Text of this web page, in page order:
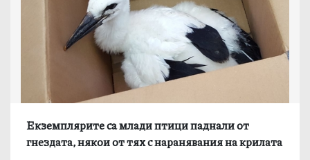
Екземплярите са млади птици паднали от
гнездата, някои от тях с наранявания на крилата